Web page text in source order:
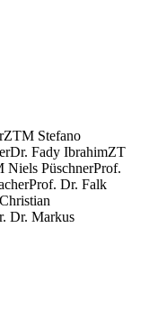
ZTM Stefano
Dr. Fady IbrahimZT
Niels PüschnerProf.
Prof. Dr. Falk
Dr. Markus